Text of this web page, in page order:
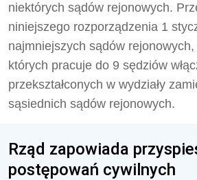
niektórych sądów rejonowych.
niniejszego rozporządzenia 1
najmniejszych sądów
których pracuje do 9 sędziów
przekształconych w wydziały
sąsiednich sądów rejonowych.
Rząd zapowiada
postępowań cywilnych